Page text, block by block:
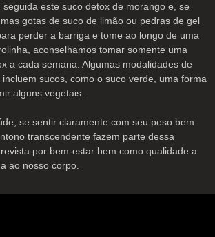
este suco detox de morango e, se
gotas de suco de limão ou pedras de gel
perder a barriga e tome ao longo de uma
aconselhamos tomar somente uma
a cada semana. Algumas modalidades de
sucos, como o suco verde, uma forma
alguns vegetais.
se sentir claramente com seu peso bem
transcendente fazem parte dessa
por bem-estar bem como qualidade a
ao nosso corpo.